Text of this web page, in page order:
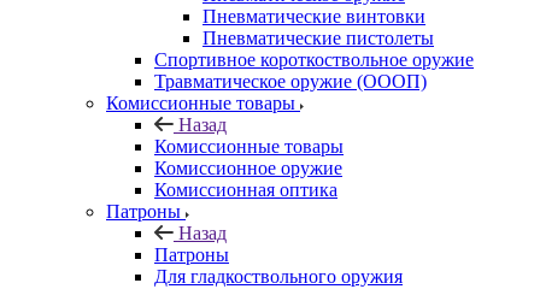
Пневматические винтовки
Пневматические пистолеты
Спортивное короткоствольное оружие
Травматическое оружие (ОООП)
Комиссионные товары
Назад
Комиссионные товары
Комиссионное оружие
Комиссионная оптика
Патроны
Назад
Патроны
Для гладкоствольного оружия